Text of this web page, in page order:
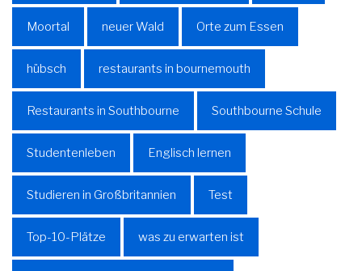
Moortal neuer Wald Orte zum Essen
hübsch restaurants in bournemouth
Restaurants in Southbourne Southbourne Schule
Studentenleben Englisch lernen
Studieren in Großbritannien Test
Top-10-Plätze was zu erwarten ist